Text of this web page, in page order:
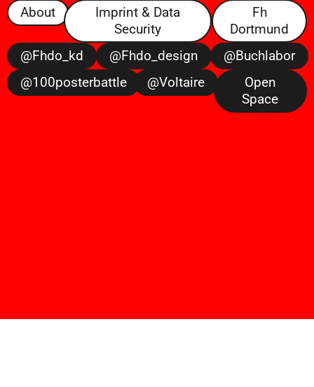
About
Imprint & Data
Security
Fh
Dortmund
@fhdo_kd
@fhdo_design
@buchlabor
@100posterbattle
@voltaire
Open
Space